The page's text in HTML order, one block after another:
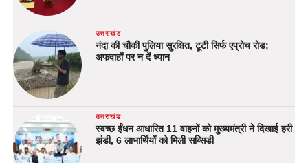
उत्तराखंड
नंदा की चौकी पुलिया सुरक्षित, टूटी सिर्फ एप्रोच रोड;
अफवाहों पर न दें ध्यान
उत्तराखंड
स्वच्छ ईंधन आधारित 11 वाहनों को मुख्यमंत्री ने दिखाई हरी
झंडी, 6 लाभार्थियों को मिली सब्सिडी